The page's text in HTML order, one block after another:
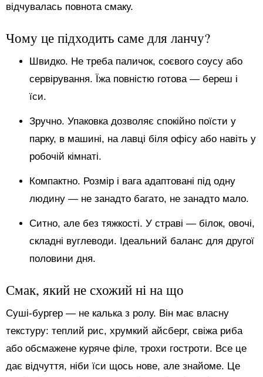
відчувалась повнота смаку.
Чому це підходить саме для ланчу?
Швидко. Не треба паличок, соєвого соусу або
сервірування. Їжа повністю готова — береш і
їси.
Зручно. Упаковка дозволяє спокійно поїсти у
парку, в машині, на лавці біля офісу або навіть у
робочій кімнаті.
Компактно. Розмір і вага адаптовані під одну
людину — не занадто багато, не занадто мало.
Ситно, але без тяжкості. У страві — білок, овочі,
складні вуглеводи. Ідеальний баланс для другої
половини дня.
Смак, який не схожий ні на що
Суші-бургер — не калька з ролу. Він має власну
текстуру: теплий рис, хрумкий айсберг, свіжа риба
або обсмажене куряче філе, трохи гостроти. Все це
дає відчуття, ніби їси щось нове, але знайоме. Це